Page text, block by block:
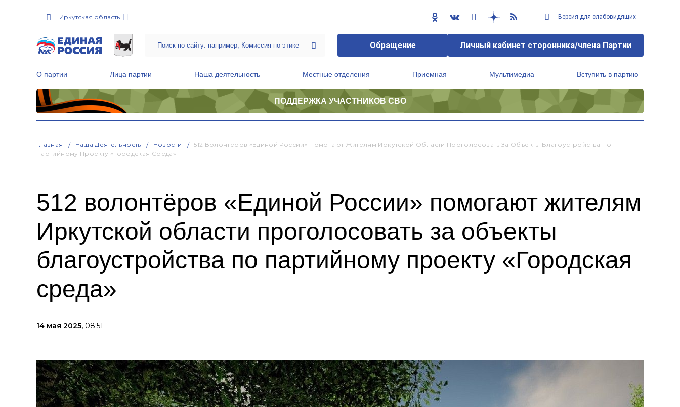
Иркутская область Версия для слабовидящих
Обращение Личный кабинет сторонника/члена Партии
О партии Лица партии Наша деятельность Местные отделения Приемная Мультимедиа Вступить в партию
ПОДДЕРЖКА УЧАСТНИКОВ СВО
Главная Наша Деятельность Новости
512 Волонтёров «Единой России» Помогают Жителям Иркутской Области Проголосовать За Объекты Благоустройства По
Партийному Проекту «Городская Среда»
512 волонтёров «Единой России» помогают жителям
Иркутской области проголосовать за объекты
благоустройства по партийному проекту «Городская
среда»
14 мая 2025, 08:51